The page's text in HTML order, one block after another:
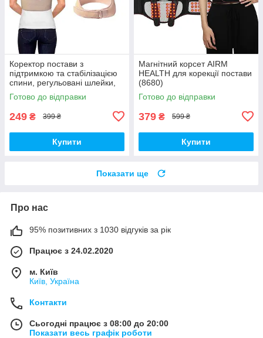
Коректор постави з
підтримкою та стабілізацією
спини, регульовані шлейки,
L/XL (Арт. 5276-1)
Готово до відправки
249 ₴ 399 ₴
Купити
Магнітний корсет AIRM
HEALTH для корекції постави
(8680)
Готово до відправки
379 ₴ 599 ₴
Купити
Показати ще
Про нас
95% позитивних з 1030 відгуків за рік
Працює з 24.02.2020
м. Київ
Київ, Україна
Контакти
Сьогодні працює з 08:00 до 20:00
Показати весь графік роботи